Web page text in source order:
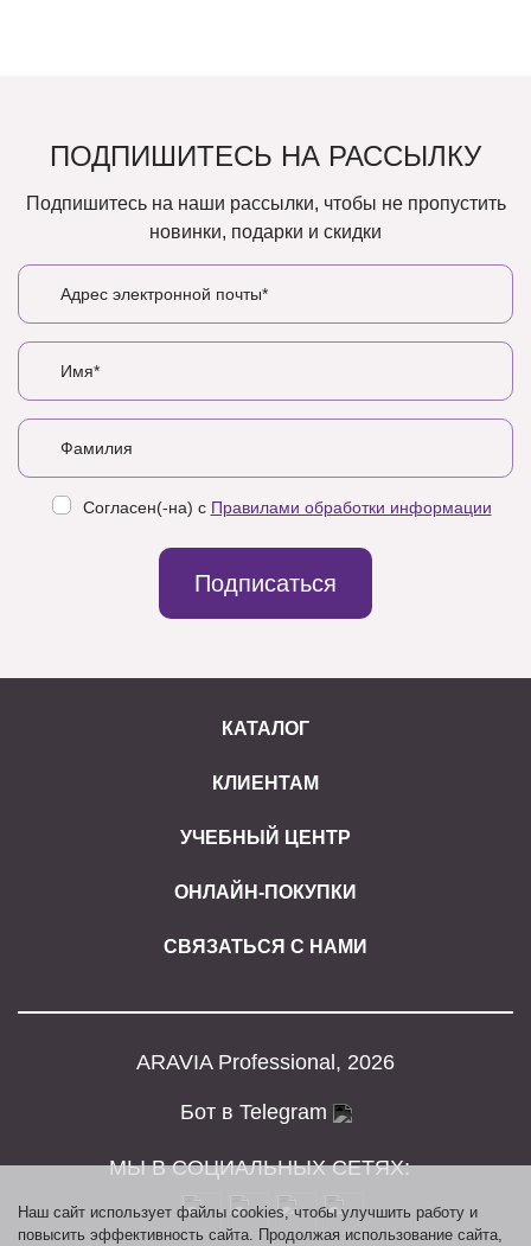
ПОДПИШИТЕСЬ НА РАССЫЛКУ
Подпишитесь на наши рассылки, чтобы не пропустить
новинки, подарки и скидки
Согласен(-на) с Правилами обработки информации
Подписаться
КАТАЛОГ
КЛИЕНТАМ
УЧЕБНЫЙ ЦЕНТР
ОНЛАЙН-ПОКУПКИ
СВЯЗАТЬСЯ С НАМИ
ARAVIA Professional, 2026
Бот в Telegram
МЫ В СОЦИАЛЬНЫХ СЕТЯХ:
Наш сайт использует файлы cookies, чтобы улучшить работу и
повысить эффективность сайта. Продолжая использование сайта,